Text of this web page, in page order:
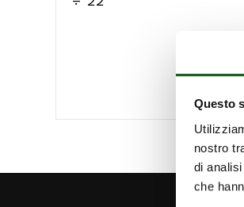
Questo
nostro
di
che